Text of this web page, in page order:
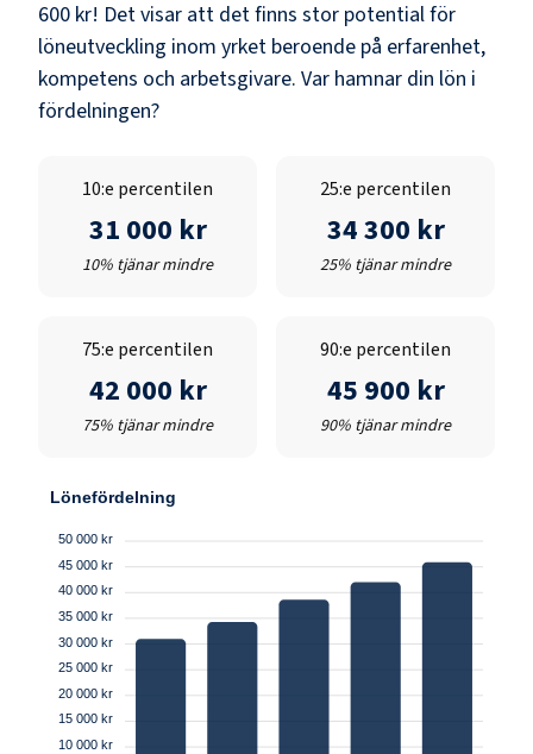
600 kr! Det visar att det finns stor potential för
löneutveckling inom yrket beroende på erfarenhet,
kompetens och arbetsgivare. Var hamnar din lön i
fördelningen?
10:e percentilen
31 000 kr
10% tjänar mindre
25:e percentilen
34 300 kr
25% tjänar mindre
75:e percentilen
42 000 kr
75% tjänar mindre
90:e percentilen
45 900 kr
90% tjänar mindre
Lönefördelning
50 000 kr
45 000 kr
40 000 kr
35 000 kr
30 000 kr
25 000 kr
20 000 kr
15 000 kr
10 000 kr